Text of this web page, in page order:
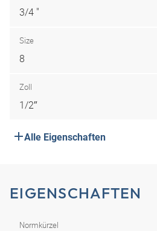
3/4 "
Size
8
Zoll
1/2″
Alle Eigenschaften
EIGENSCHAFTEN
Normkürzel